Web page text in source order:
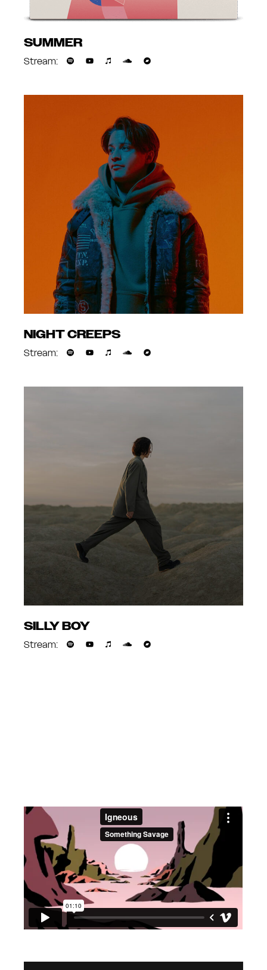
SUMMER
Stream:
NIGHT CREEPS
Stream:
SILLY BOY
Stream: